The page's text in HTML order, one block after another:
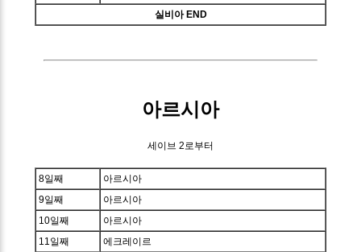
실비아 END
아르시아
세이브 2로부터
8일째
아르시아
9일째
아르시아
10일째
아르시아
11일째
에크레이르